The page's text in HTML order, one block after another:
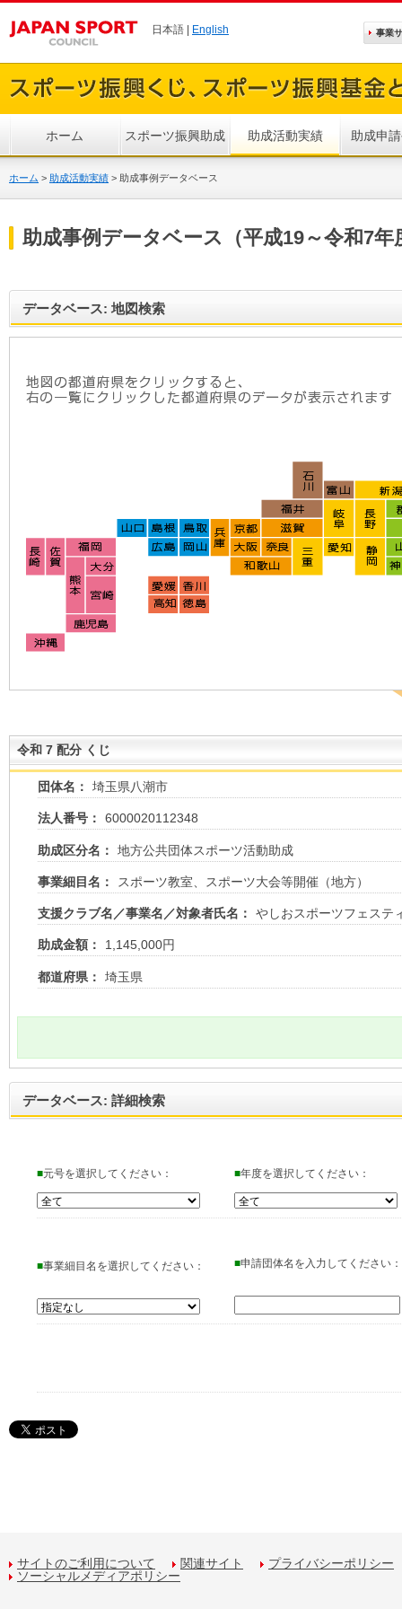
日本語 | English 事業
ホーム スポーツ振興助成 助成活動実績 助成申
ホーム > 助成活動実績 > 助成事例データベース
助成事例データベース（平成19～令和7年
データベース: 地図検索
令和 7 配分 くじ
団体名： 埼玉県八潮市
法人番号： 6000020112348
助成区分名： 地方公共団体スポーツ活動助成
事業細目名： スポーツ教室、スポーツ大会等開催（地方）
支援クラブ名／事業名／対象者氏名： やしおスポーツフェステ
助成金額： 1,145,000円
都道府県： 埼玉県
データベース: 詳細検索
■元号を選択してください： ■年度を選択してください：
■事業細目名を選択してください： ■申請団体名を入力してください：
サイトのご利用について 関連サイト
プライバシーポリシー
ソーシャルメディアポリシー